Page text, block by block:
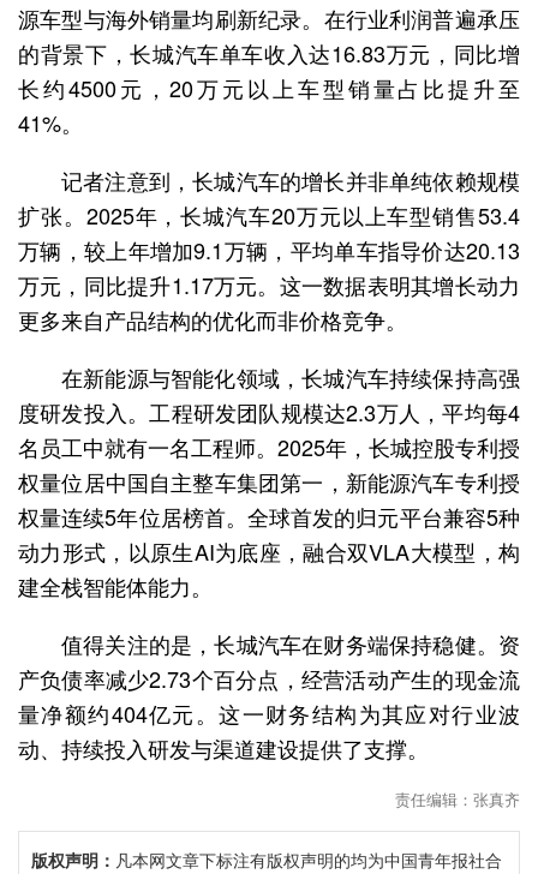
源车型与海外销量均刷新纪录。在行业利润普遍承压
的背景下，长城汽车单车收入达16.83万元，同比增
长约4500元，20万元以上车型销量占比提升至
41%。
记者注意到，长城汽车的增长并非单纯依赖规模
扩张。2025年，长城汽车20万元以上车型销售53.4
万辆，较上年增加9.1万辆，平均单车指导价达20.13
万元，同比提升1.17万元。这一数据表明其增长动力
更多来自产品结构的优化而非价格竞争。
在新能源与智能化领域，长城汽车持续保持高强
度研发投入。工程研发团队规模达2.3万人，平均每4
名员工中就有一名工程师。2025年，长城控股专利授
权量位居中国自主整车集团第一，新能源汽车专利授
权量连续5年位居榜首。全球首发的归元平台兼容5种
动力形式，以原生AI为底座，融合双VLA大模型，构
建全栈智能体能力。
值得关注的是，长城汽车在财务端保持稳健。资
产负债率减少2.73个百分点，经营活动产生的现金流
量净额约404亿元。这一财务结构为其应对行业波
动、持续投入研发与渠道建设提供了支撑。
责任编辑：张真齐
版权声明： 凡本网文章下标注有版权声明的均为中国青年报社合